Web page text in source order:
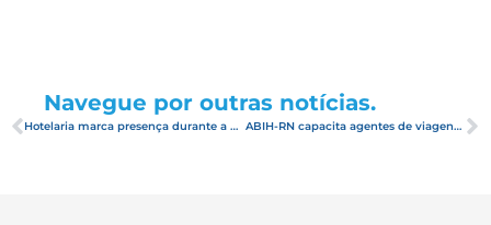
Navegue por outras notícias.
Hotelaria marca presença durante a BTL – Bolsa de Turismo de Lisboa ABIH-RN capacita agentes de viagens no interior de São Paulo